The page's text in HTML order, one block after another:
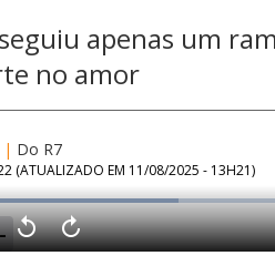
apenas um
no amor
| Do R7
(ATUALIZADO EM 11/08/2025 - 13H21)
Loaded:
34.23%